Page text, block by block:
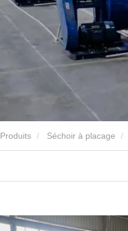
Produits Séchoir à placage